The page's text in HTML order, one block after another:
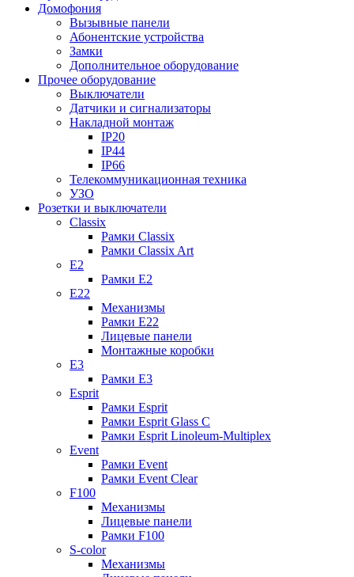
Домофония
Вызывные панели
Абонентские устройства
Замки
Дополнительное оборудование
Прочее оборудование
Выключатели
Датчики и сигнализаторы
Накладной монтаж
IP20
IP44
IP66
Телекоммуникационная техника
УЗО
Розетки и выключатели
Classix
Рамки Classix
Рамки Classix Art
E2
Рамки E2
E22
Механизмы
Рамки E22
Лицевые панели
Монтажные коробки
E3
Рамки E3
Esprit
Рамки Esprit
Рамки Esprit Glass C
Рамки Esprit Linoleum-Multiplex
Event
Рамки Event
Рамки Event Clear
F100
Механизмы
Лицевые панели
Рамки F100
S-color
Механизмы